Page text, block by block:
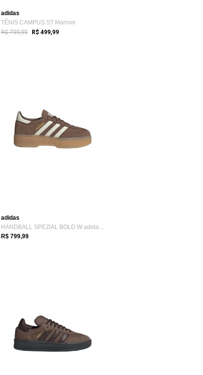
adidas
TÊNIS CAMPUS ST Marrom
R$ 799,99 R$ 499,99
adidas
HANDBALL SPEZIAL BOLD W adidas Originals Marrom
R$ 799,99